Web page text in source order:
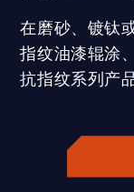
在磨砂、镀钛
指纹油漆辊涂
抗指纹系列产品